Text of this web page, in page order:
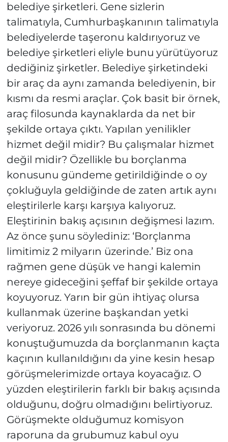
belediye şirketleri. Gene sizlerin
talimatıyla, Cumhurbaşkanının talimatıyla
belediyelerde taşeronu kaldırıyoruz ve
belediye şirketleri eliyle bunu yürütüyoruz
dediğiniz şirketler. Belediye şirketindeki
bir araç da aynı zamanda belediyenin, bir
kısmı da resmi araçlar. Çok basit bir örnek,
araç filosunda kaynaklarda da net bir
şekilde ortaya çıktı. Yapılan yenilikler
hizmet değil midir? Bu çalışmalar hizmet
değil midir? Özellikle bu borçlanma
konusunu gündeme getirildiğinde o oy
çokluğuyla geldiğinde de zaten artık aynı
eleştirilerle karşı karşıya kalıyoruz.
Eleştirinin bakış açısının değişmesi lazım.
Az önce şunu söylediniz: ‘Borçlanma
limitimiz 2 milyarın üzerinde.’ Biz ona
rağmen gene düşük ve hangi kalemin
nereye gideceğini şeffaf bir şekilde ortaya
koyuyoruz. Yarın bir gün ihtiyaç olursa
kullanmak üzerine başkandan yetki
veriyoruz. 2026 yılı sonrasında bu dönemi
konuştuğumuzda da borçlanmanın kaçta
kaçının kullanıldığını da yine kesin hesap
görüşmelerimizde ortaya koyacağız. O
yüzden eleştirilerin farklı bir bakış açısında
olduğunu, doğru olmadığını belirtiyoruz.
Görüşmekte olduğumuz komisyon
raporuna da grubumuz kabul oyu